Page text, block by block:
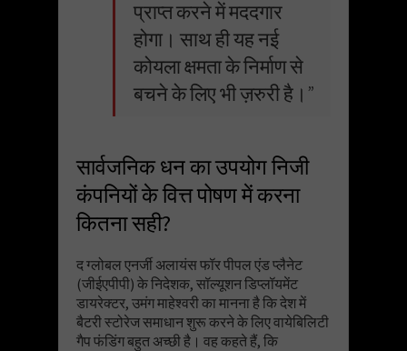
प्राप्त करने में मददगार
होगा। साथ ही यह नई
कोयला क्षमता के निर्माण से
बचने के लिए भी ज़रुरी है।”
सार्वजनिक धन का उपयोग निजी
कंपनियों के वित्त पोषण में करना
कितना सही?
द ग्लोबल एनर्जी अलायंस फॉर पीपल एंड प्लैनेट
(जीईएपीपी) के निदेशक, सॉल्यूशन डिप्लॉयमेंट
डायरेक्टर, उमंग माहेश्वरी का मानना है कि देश में
बैटरी स्टोरेज समाधान शुरू करने के लिए वायेबिलिटी
गैप फंडिंग बहुत अच्छी है। वह कहते हैं, कि